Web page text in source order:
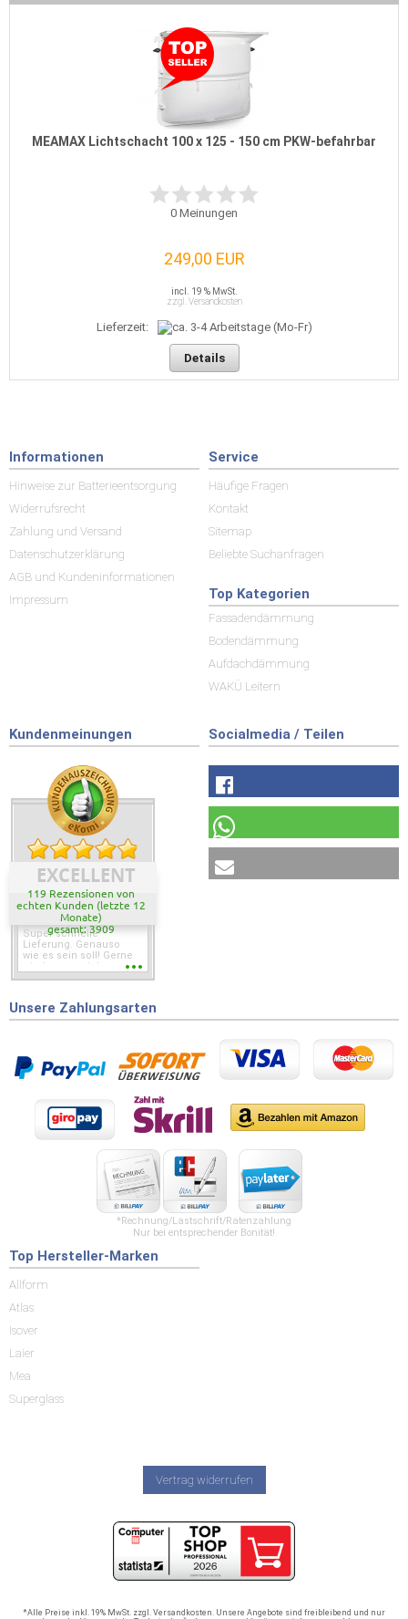
MEAMAX Lichtschacht 100 x 125 - 150 cm PKW-befahrbar
0 Meinungen
249,00 EUR
incl. 19 % MwSt.
zzgl. Versandkosten
Lieferzeit:
Details
Informationen
Hinweise zur Batterieentsorgung
Widerrufsrecht
Zahlung und Versand
Datenschutzerklärung
AGB und Kundeninformationen
Impressum
Service
Häufige Fragen
Kontakt
Sitemap
Beliebte Suchanfragen
Top Kategorien
Fassadendämmung
Bodendämmung
Aufdachdämmung
WAKÜ Leitern
Kundenmeinungen
EXCELLENT
119 Rezensionen von
echten Kunden (letzte 12
Monate)
gesamt: 3909
Super schnelle
Lieferung. Genauso
wie es sein soll! Gerne
wieder wenn ich was
Socialmedia / Teilen
Unsere Zahlungsarten
*Rechnung/Lastschrift/Ratenzahlung
Nur bei entsprechender Bonität!
Top Hersteller-Marken
Allform
Atlas
Isover
Laier
Mea
Superglass
Vertrag widerrufen
*Alle Preise inkl. 19% MwSt. zzgl. Versandkosten. Unsere Angebote sind freibleibend und nur